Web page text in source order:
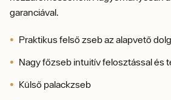
garanciával.
Praktikus felső zseb az alapvető
Nagy főzseb intuitív felosztással és
Külső palackzseb